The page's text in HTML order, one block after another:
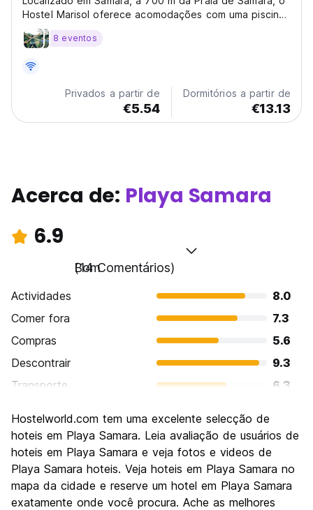
Hostel Marisol oferece acomodações com uma piscina
ao ar livre, estacionamento privado gratuito, uma sala
compartilhada e um jardim.
8 eventos
Privados a partir de
€5.54
Dormitórios a partir de
€13.13
Acerca de: Playa Samara
6.9
Bom
(14 Comentários)
Actividades
8.0
Comer fora
7.3
Compras
5.6
Descontrair
9.3
Transporte
6.3
Cultura
6.1
Festas / vida noturna
Custo-beneficio
6.9
Hostelworld.com tem uma excelente selecção de
hoteis em Playa Samara. Leia avaliação de usuários de
hoteis em Playa Samara e veja fotos e videos de
Playa Samara hoteis. Veja hoteis em Playa Samara no
mapa da cidade e reserve um hotel em Playa Samara
exatamente onde você procura. Ache as melhores